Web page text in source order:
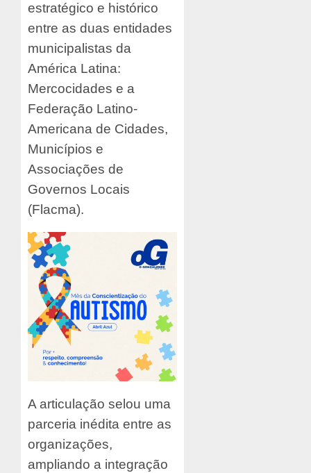
estratégico e histórico
entre as duas entidades
municipalistas da
América Latina:
Mercocidades e a
Federação Latino-
Americana de Cidades,
Municípios e
Associações de
Governos Locais
(Flacma).
A articulação selou uma
parceria inédita entre as
organizações,
ampliando a integração